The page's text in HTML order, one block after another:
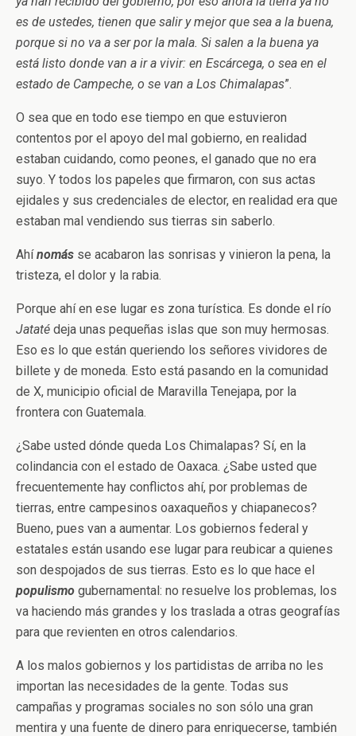
es de ustedes, tienen que salir y mejor que sea a la buena,
porque si no va a ser por la mala. Si salen a la buena ya
está listo donde van a ir a vivir: en Escárcega, o sea en el
estado de Campeche, o se van a Los Chimalapas”.
O sea que en todo ese tiempo en que estuvieron
contentos por el apoyo del mal gobierno, en realidad
estaban cuidando, como peones, el ganado que no era
suyo. Y todos los papeles que firmaron, con sus actas
ejidales y sus credenciales de elector, en realidad era que
estaban mal vendiendo sus tierras sin saberlo.
Ahínomás se acabaron las sonrisas y vinieron la pena, la
tristeza, el dolor y la rabia.
Porque ahí en ese lugar es zona turística. Es donde el río
Jataté deja unas pequeñas islas que son muy hermosas.
Eso es lo que están queriendo los señores vividores de
billete y de moneda. Esto está pasando en la comunidad
de X, municipio oficial de Maravilla Tenejapa, por la
frontera con Guatemala.
¿Sabe usted dónde queda Los Chimalapas? Sí, en la
colindancia con el estado de Oaxaca. ¿Sabe usted que
frecuentemente hay conflictos ahí, por problemas de
tierras, entre campesinos oaxaqueños y chiapanecos?
Bueno, pues van a aumentar. Los gobiernos federal y
estatales están usando ese lugar para reubicar a quienes
son despojados de sus tierras. Esto es lo que hace el
populismo gubernamental: no resuelve los problemas, los
va haciendo más grandes y los traslada a otras geografías
para que revienten en otros calendarios.
A los malos gobiernos y los partidistas de arriba no les
importan las necesidades de la gente. Todas sus
campañas y programas sociales no son sólo una gran
mentira y una fuente de dinero para enriquecerse, también